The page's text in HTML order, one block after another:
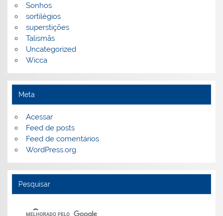
Sonhos
sortilégios
superstições
Talismãs
Uncategorized
Wicca
Meta
Acessar
Feed de posts
Feed de comentários
WordPress.org
Pesquisar